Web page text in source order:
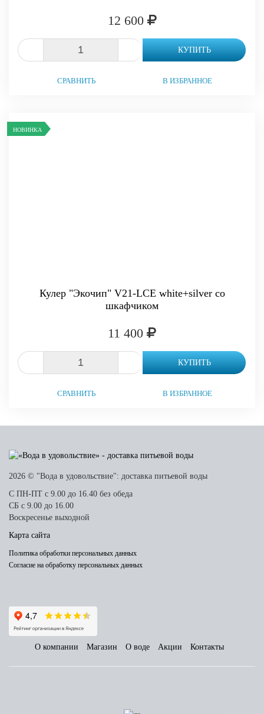
12 600
КУПИТЬ
СРАВНИТЬ В ИЗБРАННОЕ
НОВИНКА
Кулер "Экочип" V21-LCE white+silver со
шкафчиком
11 400
КУПИТЬ
СРАВНИТЬ В ИЗБРАННОЕ
2026 © "Вода в удовольствие": доставка питьевой воды
С ПН-ПТ с 9.00 до 16.40 без обеда
СБ с 9.00 до 16.00
Воскресенье выходной
Карта сайта
Политика обработки персональных данных
Согласие на обработку персональных данных
О компании Магазин О воде Акции Контакты